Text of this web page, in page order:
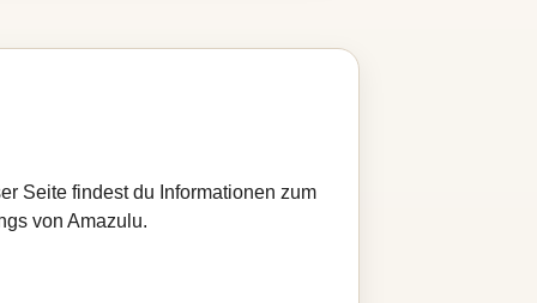
Seite findest du Informationen zum
von Amazulu.